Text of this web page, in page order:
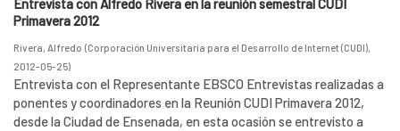
Entrevista con Alfredo Rivera en la reunión semestral CUDI
Primavera 2012
Rivera, Alfredo (Corporación Universitaria para el Desarrollo de Internet (CUDI),
2012-05-25)
Entrevista con el Representante EBSCO Entrevistas realizadas a
ponentes y coordinadores en la Reunión CUDI Primavera 2012,
desde la Ciudad de Ensenada, en esta ocasión se entrevisto a